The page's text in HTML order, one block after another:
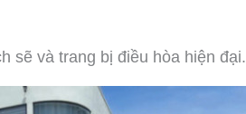
sẽ và trang bị điều hòa hiện đại.